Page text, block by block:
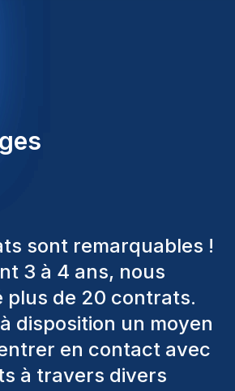
Homini ont
en considération
pour nous proposer
Ceux que
sont toujours
personnellement, je